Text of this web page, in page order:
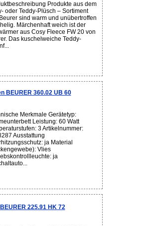
Produkte aus dem
oder Teddy-Plüsch – Sortiment
sind warm und unübertroffen
Märchenhaft weich ist der
aus Cosy Fleece FW 20 von
Das kuschelweiche Teddy-
BEURER 360.02 UB 60
Merkmale Gerätetyp:
Leistung: 60 Watt
3 Artikelnummer:
Ausstattung
ja Material
Vlies
ja
225.91 HK 72